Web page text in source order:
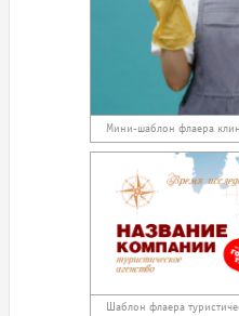
Мини-шаблон флаера
Шаблон флаера